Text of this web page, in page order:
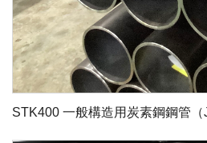
STK400 一般構造用炭素鋼鋼管（